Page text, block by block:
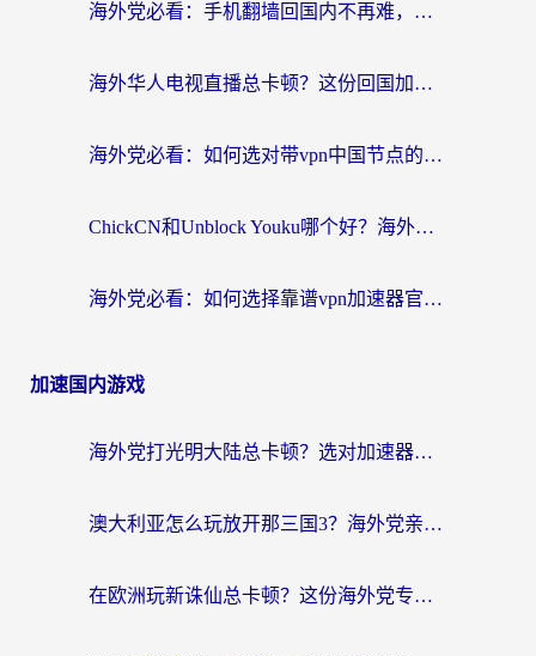
海外党必看：手机翻墙回国内不再难，一篇搞定无缝访问国内资源指南
海外华人电视直播总卡顿？这份回国加速器选择指南帮你无缝看国内资源
海外党必看：如何选对带vpn中国节点的加速器？无缝访问国内资源全攻略
ChickCN和Unblock Youku哪个好？海外党亲测4款热门回国加速器，附避坑指南
海外党必看：如何选择靠谱vpn加速器官网？轻松解决国内APP地区限制
加速国内游戏
海外党打光明大陆总卡顿？选对加速器才是关键！（附亲测好用的推荐）
澳大利亚怎么玩放开那三国3？海外党亲测有效的国服游戏加速指南
在欧洲玩新诛仙总卡顿？这份海外党专属加速器指南帮你解决延迟难题